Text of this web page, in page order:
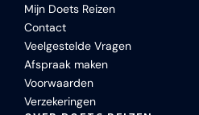
Mijn Doets Reizen
Contact
Veelgestelde Vragen
Afspraak maken
Voorwaarden
Verzekeringen